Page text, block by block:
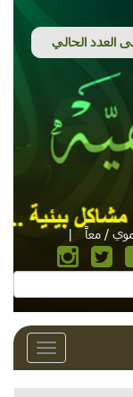
/ معاً
|
Toggle